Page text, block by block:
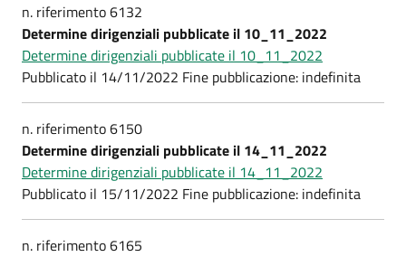
n. riferimento 6132
Determine dirigenziali pubblicate il 10_11_2022
Determine dirigenziali pubblicate il 10_11_2022
Pubblicato il 14/11/2022 Fine pubblicazione: indefinita
n. riferimento 6150
Determine dirigenziali pubblicate il 14_11_2022
Determine dirigenziali pubblicate il 14_11_2022
Pubblicato il 15/11/2022 Fine pubblicazione: indefinita
n. riferimento 6165